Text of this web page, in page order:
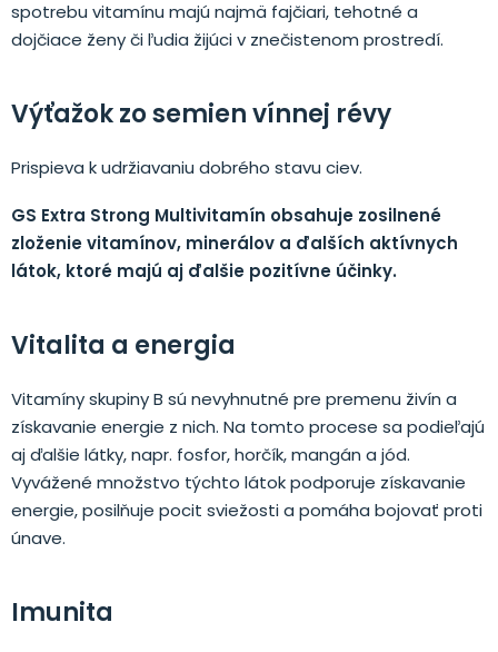
spotrebu vitamínu majú najmä fajčiari, tehotné a
dojčiace ženy či ľudia žijúci v znečistenom prostredí.
Výťažok zo semien vínnej révy
Prispieva k udržiavaniu dobrého stavu ciev.
GS Extra Strong Multivitamín obsahuje zosilnené
zloženie vitamínov, minerálov a ďalších aktívnych
látok, ktoré majú aj ďalšie pozitívne účinky.
Vitalita a energia
Vitamíny skupiny B sú nevyhnutné pre premenu živín a
získavanie energie z nich. Na tomto procese sa podieľajú
aj ďalšie látky, napr. fosfor, horčík, mangán a jód.
Vyvážené množstvo týchto látok podporuje získavanie
energie, posilňuje pocit sviežosti a pomáha bojovať proti
únave.
Imunita